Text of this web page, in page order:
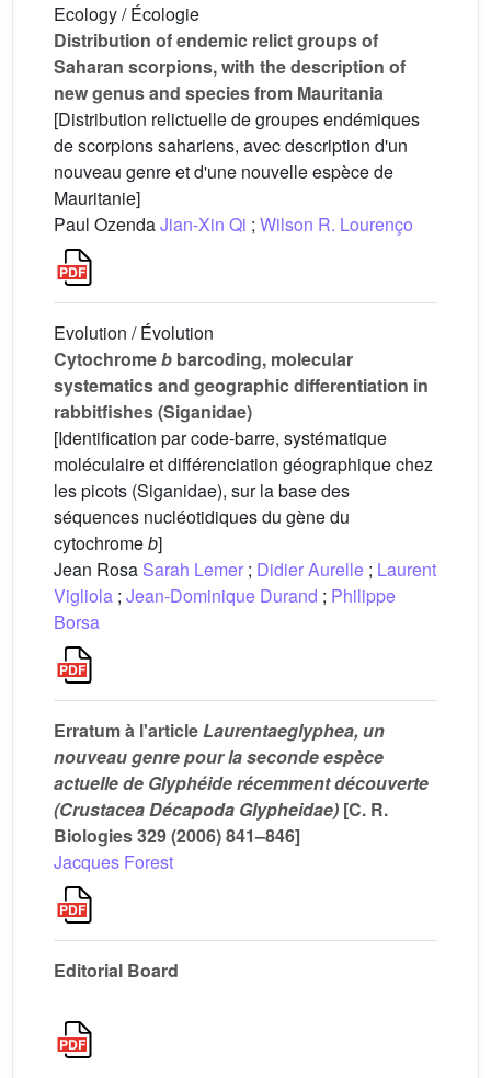
Ecology / Écologie
Distribution of endemic relict groups of
Saharan scorpions, with the description of
new genus and species from Mauritania
[Distribution relictuelle de groupes endémiques
de scorpions sahariens, avec description d'un
nouveau genre et d'une nouvelle espèce de
Mauritanie]
Paul OzendaJian-Xin Qi ; Wilson R. Lourenço
Evolution / Évolution
Cytochromeb barcoding, molecular
systematics and geographic differentiation in
rabbitfishes (Siganidae)
[Identification par code-barre, systématique
moléculaire et différenciation géographique chez
les picots (Siganidae), sur la base des
séquences nucléotidiques du gène du
cytochromeb]
Jean Rosa Sarah Lemer ; Didier Aurelle ; Laurent
Vigliola ; Jean-Dominique Durand ; Philippe
Borsa
Erratum à l'articleLaurentaeglyphea, un
nouveau genre pour la seconde espèce
actuelle de Glyphéide récemment découverte
(Crustacea Décapoda Glypheidae) [C. R.
Biologies 329 (2006) 841–846]
Jacques Forest
Editorial Board